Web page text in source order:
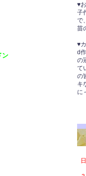
ン
♥
子
で
苗
♥
d
の
て
の
キ
に
日